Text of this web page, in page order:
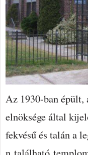
Az 1930-ban épült,
elnöksége által
fekvésű és talán a